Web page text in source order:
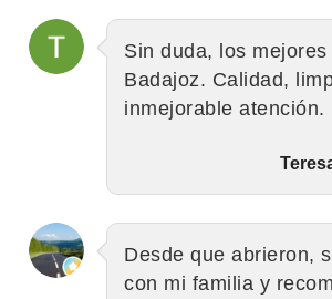
Sin duda, los
Badajoz. Calidad,
inmejorable atención.
Desde que abrieron,
con mi familia y